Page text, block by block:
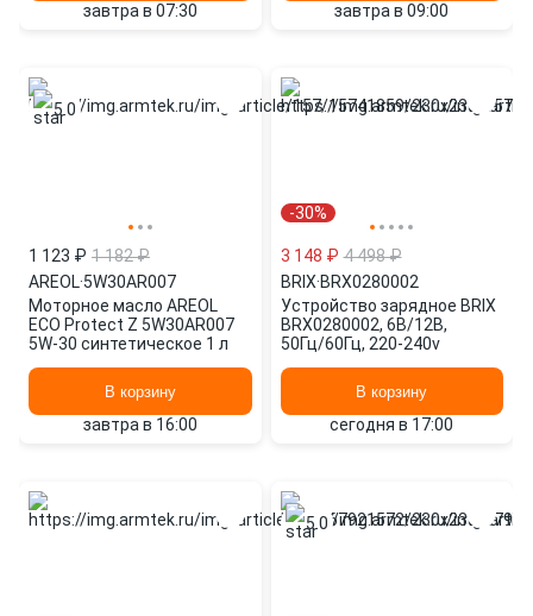
завтра в 07:30 завтра в 09:00
5.0
1 123 ₽ 1 182 ₽
AREOL·5W30AR007
Моторное масло AREOL
ECO Protect Z 5W30AR007
5W-30 синтетическое 1 л
В корзину
завтра в 16:00
-30%
3 148 ₽ 4 498 ₽
BRIX·BRX0280002
Устройство зарядное BRIX
BRX0280002, 6В/12В,
50Гц/60Гц, 220-240v
В корзину
сегодня в 17:00
5.0